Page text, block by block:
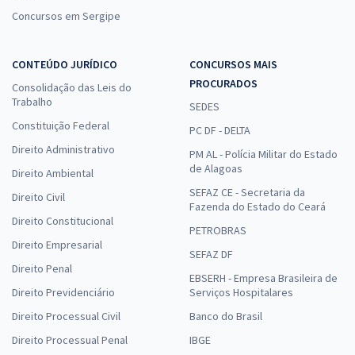
Concursos em Sergipe
CONTEÚDO JURÍDICO
Consolidação das Leis do
Trabalho
Constituição Federal
Direito Administrativo
Direito Ambiental
Direito Civil
Direito Constitucional
Direito Empresarial
Direito Penal
Direito Previdenciário
Direito Processual Civil
Direito Processual Penal
CONCURSOS MAIS
PROCURADOS
SEDES
PC DF - DELTA
PM AL - Polícia Militar do Estado
de Alagoas
SEFAZ CE - Secretaria da
Fazenda do Estado do Ceará
PETROBRAS
SEFAZ DF
EBSERH - Empresa Brasileira de
Serviços Hospitalares
Banco do Brasil
IBGE